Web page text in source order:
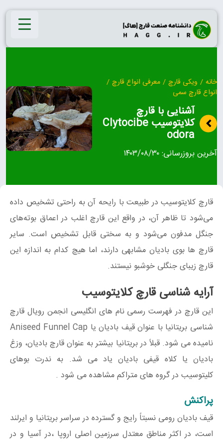
Skip
content
خانه / ویکی قارچ / معرفی انواع قارچ /
انواع قارچ سمی
آشنایی با قارچ
کلایتوسیب Clytocibe
odora
آخرین بروزرسانی:۱۴۰۳/۰۸/۳۰
قارچ کلایتوسیب در طبیعت با رایحه‌ آن به راحتی تشخیص داده
می‌شود تا ظاهر آن، در واقع این قارچ اغلب در اعماق بوته‌های
جنگل مدفون می‌شود و به سختی قابل تشخیص است. سایر
قارچ ها بوی بادیان مشابهی دارند، اما هیچ کدام به اندازه این
قارچ زیبای جنگلی خوشبو نیستند.
آرایه شناسی قارچ کلایتوسیب
این قارچ در فهرست رسمی نام های انگلیسی انجمن رویال قارچ
شناسی بریتانیا با عنوان قیف بادیان یا Aniseed Funnel Cap
نامیده می شود. قبلاً در بریتانیا بیشتر به عنوان قارچ بادیان، وزغ
بادیان یا کلاه قیفی بادیان یاد می شد. به ندرت بوهای
کلیتوسیب در گروه های متراکم مشاهده می شود .
پراکنش
قیف بادیان رومی نسبتاً رایج و گسترده در سراسر بریتانیا و ایرلند
است، در اکثر مناطق معتدل سرزمین اصلی اروپا ،در آسیا و در